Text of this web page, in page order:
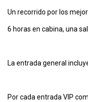
Un recorrido por los
6 horas en cabina, una
La entrada general
Por cada entrada VIP